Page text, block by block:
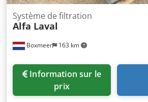
Boxmeer 163 km
Système de filtration
Alfa Laval
prix